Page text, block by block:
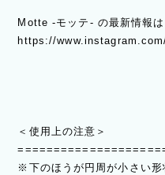
Motte -モッテ- の最新情報
https://
＜使用上の注意＞
※下のほうが円周が小さい形